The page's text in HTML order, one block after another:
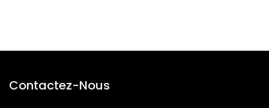
Contactez-Nous